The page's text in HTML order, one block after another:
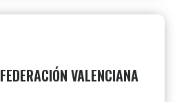
FEDERACIÓN VALENCIANA